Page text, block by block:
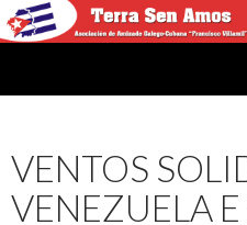
VENTOS
VENEZUELA